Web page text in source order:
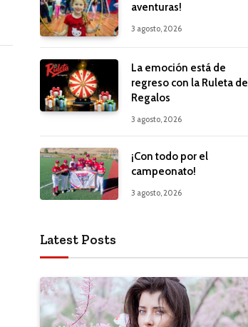
aventuras!
3 agosto, 2026
La emoción está de
regreso con la Ruleta de
Regalos
3 agosto, 2026
¡Con todo por el
campeonato!
3 agosto, 2026
Latest Posts